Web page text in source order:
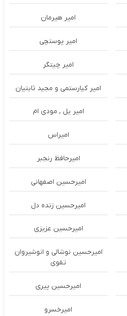
امیر هیرمان
امیر پوستچی
امیر چیتگر
امیر کیارستمی و مجید ثابتیان
امیر یل , مودی ام
امیراس
امیرحافظ رنجبر
امیرحسین اصفهانی
امیرحسین زنده دل
امیرحسین عزیزی
امیرحسین نوشالی و انوشیروان
تقوی
امیرحسین پیری
امیرخسرو